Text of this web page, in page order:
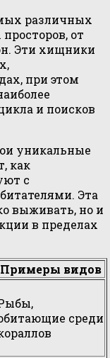
различных
от
Эти хищники
при этом
и поисков
уникальные
как
с
Эта
выживать, но и
в пределах
Примеры видов
среди